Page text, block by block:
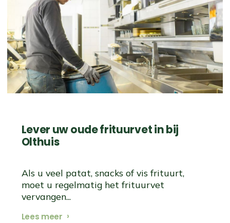
Lever uw oude frituurvet in ​​​​​​​bij
Olthuis
Als u veel patat, snacks of vis frituurt,
moet u regelmatig het frituurvet
vervangen...
Lees meer